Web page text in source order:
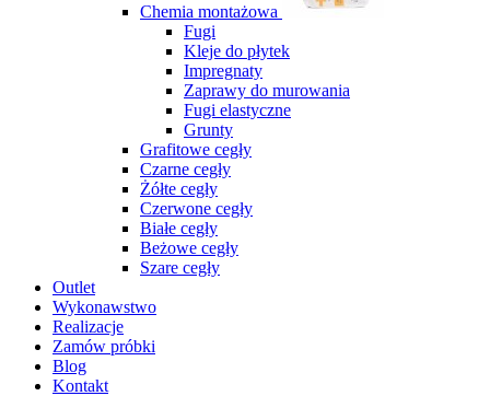
Chemia montażowa
Fugi
Kleje do płytek
Impregnaty
Zaprawy do murowania
Fugi elastyczne
Grunty
Grafitowe cegły
Czarne cegły
Żółte cegły
Czerwone cegły
Białe cegły
Beżowe cegły
Szare cegły
Outlet
Wykonawstwo
Realizacje
Zamów próbki
Blog
Kontakt